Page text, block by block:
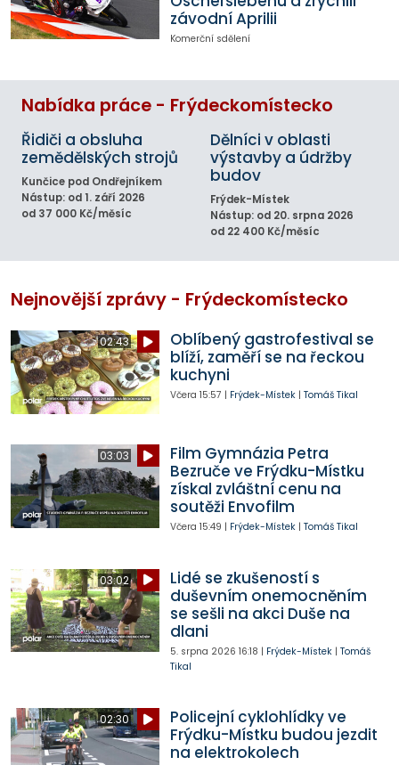
závodní Aprilii
Komerční sdělení
Nabídka práce - Frýdeckomístecko
Řidiči a obsluha
zemědělských strojů
Kunčice pod Ondřejníkem
Nástup: od 1. září 2026
od 37 000 Kč/měsíc
Dělníci v oblasti
výstavby a údržby
budov
Frýdek-Místek
Nástup: od 20. srpna 2026
od 22 400 Kč/měsíc
Nejnovější zprávy - Frýdeckomístecko
02:43
Oblíbený gastrofestival se
blíží, zaměří se na řeckou
kuchyni
Včera 15:57 | Frýdek-Místek| Tomáš Tikal
03:03
Film Gymnázia Petra
Bezruče ve Frýdku-Místku
získal zvláštní cenu na
soutěži Envofilm
Včera 15:49 | Frýdek-Místek| Tomáš Tikal
03:02
Lidé se zkušeností s
duševním onemocněním
se sešli na akci Duše na
dlani
5. srpna 2026 16:18 | Frýdek-Místek| Tomáš
Tikal
02:30
Policejní cyklohlídky ve
Frýdku-Místku budou jezdit
na elektrokolech